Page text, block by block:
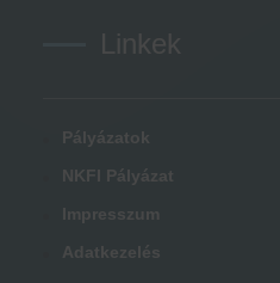
Linkek
Pályázatok
NKFI Pályázat
Impresszum
Adatkezelés